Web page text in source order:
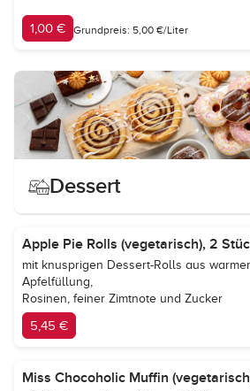
1,00 € Grundpreis: 5,00 €/Liter
Dessert
Apple Pie Rolls (vegetarisch), 2
mit knusprigen Dessert-Rolls aus warmer
Apfelfüllung,
Rosinen, feiner Zimtnote und Zucker
5,45 €
Miss Chocoholic Muffin